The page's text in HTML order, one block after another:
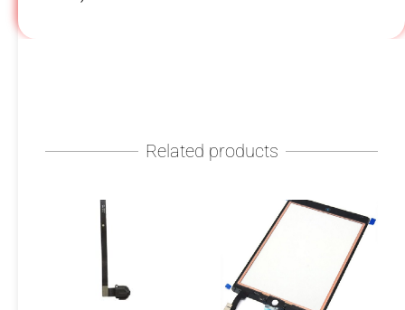
i
Related products